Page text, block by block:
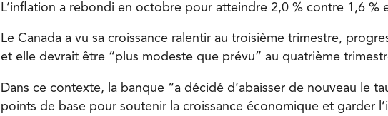
L’inflation a rebondi en octobre pour atteindre 2,0 % contre 1,6 %
Le Canada a vu sa croissance ralentir au troisième trimestre,
et elle devrait être “plus modeste que prévu” au quatrième
Dans ce contexte, la banque “a décidé d’abaisser de nouveau le
points de base pour soutenir la croissance économique et garder